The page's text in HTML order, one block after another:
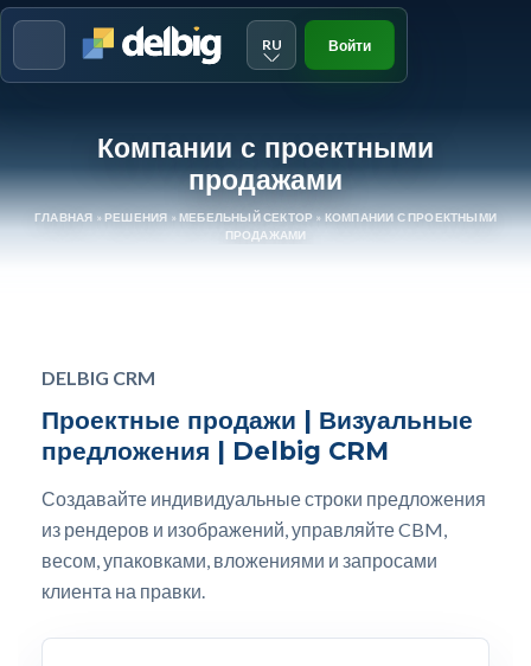
RU Войти
Компании с проектными
продажами
ГЛАВНАЯ »РЕШЕНИЯ »МЕБЕЛЬНЫЙ СЕКТОР »КОМПАНИИ С ПРОЕКТНЫМИ
ПРОДАЖАМИ
DELBIG CRM
Проектные продажи | Визуальные
предложения | Delbig CRM
Создавайте индивидуальные строки предложения
из рендеров и изображений, управляйте CBM,
весом, упаковками, вложениями и запросами
клиента на правки.